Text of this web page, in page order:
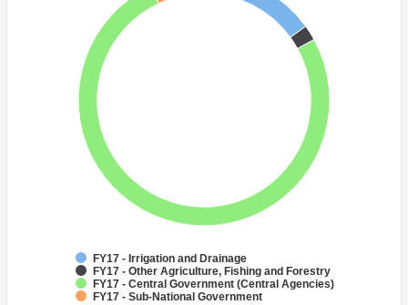
FY17 - Irrigation and Drainage
FY17 - Other Agriculture, Fishing and Forestry
FY17 - Central Government (Central Agencies)
FY17 - Sub-National Government